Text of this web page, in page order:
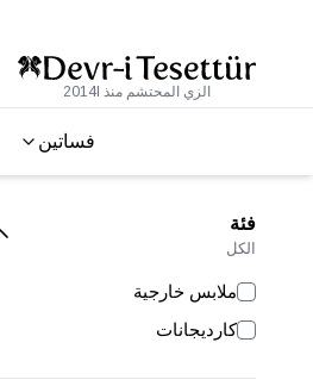
الزي المحتشم منذ 2014l
فساتين
فئة
الكل
ملابس خارجية
كارديجانات